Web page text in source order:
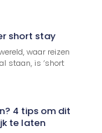
short stay
waar reizen
staan, is ‘short
4 tips om dit
te laten